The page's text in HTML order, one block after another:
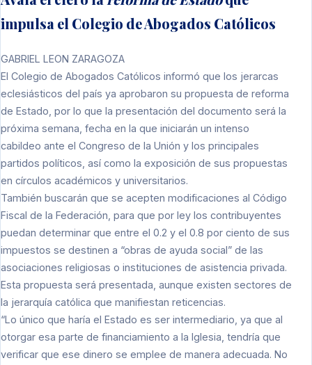
impulsa el Colegio de Abogados Católicos
GABRIEL LEON ZARAGOZA
El Colegio de Abogados Católicos informó que los jerarcas
eclesiásticos del país ya aprobaron su propuesta de reforma
de Estado, por lo que la presentación del documento será la
próxima semana, fecha en la que iniciarán un intenso
cabildeo ante el Congreso de la Unión y los principales
partidos políticos, así como la exposición de sus propuestas
en círculos académicos y universitarios.
También buscarán que se acepten modificaciones al Código
Fiscal de la Federación, para que por ley los contribuyentes
puedan determinar que entre el 0.2 y el 0.8 por ciento de sus
impuestos se destinen a “obras de ayuda social” de las
asociaciones religiosas o instituciones de asistencia privada.
Esta propuesta será presentada, aunque existen sectores de
la jerarquía católica que manifiestan reticencias.
“Lo único que haría el Estado es ser intermediario, ya que al
otorgar esa parte de financiamiento a la Iglesia, tendría que
verificar que ese dinero se emplee de manera adecuada. No